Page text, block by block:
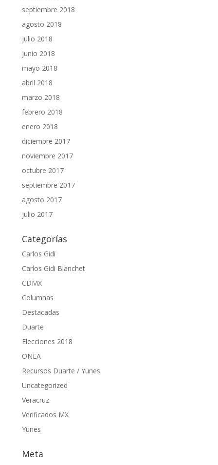
septiembre 2018
agosto 2018
julio 2018
junio 2018
mayo 2018
abril 2018
marzo 2018
febrero 2018
enero 2018
diciembre 2017
noviembre 2017
octubre 2017
septiembre 2017
agosto 2017
julio 2017
Categorías
Carlos Gidi
Carlos Gidi Blanchet
CDMX
Columnas
Destacadas
Duarte
Elecciones 2018
ONEA
Recursos Duarte / Yunes
Uncategorized
Veracruz
Verificados MX
Yunes
Meta